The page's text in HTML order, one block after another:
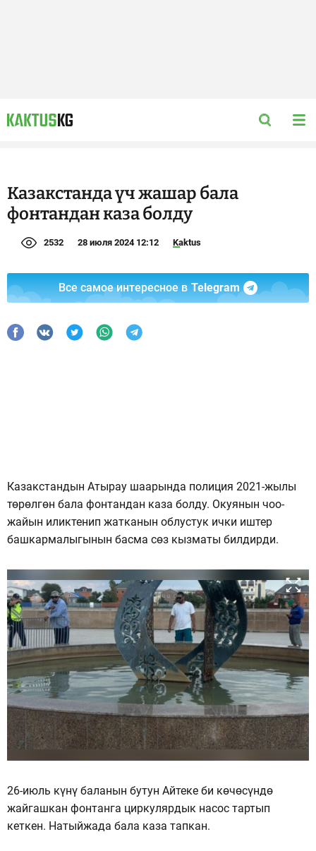
Казакстанда үч жашар бала
фонтандан каза болду
2532 28 июля 2024 12:12 Kaktus
Все самое интересное в Telegram
Казакстандын Атырау шаарында полиция 2021-жылы
төрөлгөн бала фонтандан каза болду. Окуянын чоо-
жайын иликтенип жатканын облустук ички иштер
башкармалыгынын басма сөз кызматы билдирди.
26-июль күнү баланын бутун Айтеке би көчөсүндө
жайгашкан фонтанга циркулярдык насос тартып
кеткен. Натыйжада бала каза тапкан.